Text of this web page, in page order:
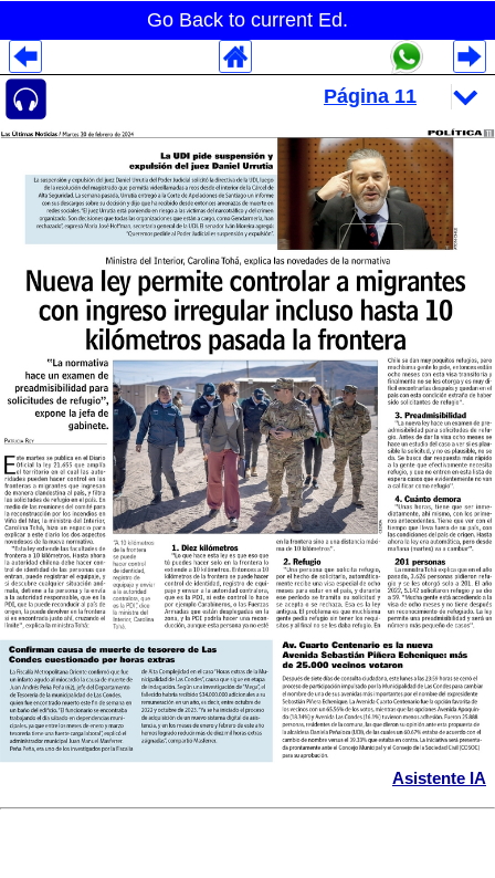
Go Back to current Ed.
Asistente IA
Despliegues Analytics
Despliegues Totales
Despliegues por Rubros